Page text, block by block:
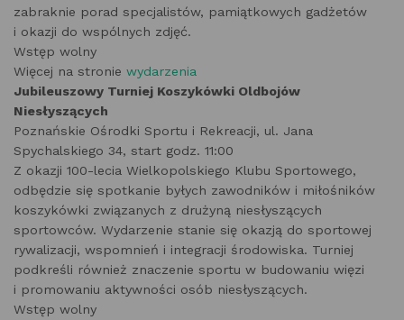
zabraknie porad specjalistów, pamiątkowych gadżetów
i okazji do wspólnych zdjęć.
Wstęp wolny
Więcej na stronie wydarzenia
Jubileuszowy Turniej Koszykówki Oldbojów
Niesłyszących
Poznańskie Ośrodki Sportu i Rekreacji, ul. Jana
Spychalskiego 34, start godz. 11:00
Z okazji 100-lecia Wielkopolskiego Klubu Sportowego,
odbędzie się spotkanie byłych zawodników i miłośników
koszykówki związanych z drużyną niesłyszących
sportowców. Wydarzenie stanie się okazją do sportowej
rywalizacji, wspomnień i integracji środowiska. Turniej
podkreśli również znaczenie sportu w budowaniu więzi
i promowaniu aktywności osób niesłyszących.
Wstęp wolny